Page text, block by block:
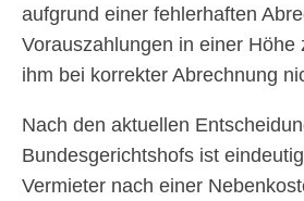
aufgrund einer fehlerhaften
Vorauszahlungen in einer Höhe
ihm bei korrekter Abrechnung
Nach den aktuellen
Bundesgerichtshofs ist
Vermieter nach einer